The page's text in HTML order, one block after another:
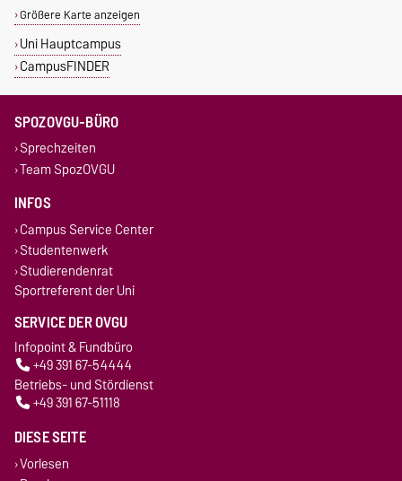
Größere Karte anzeigen
Uni Hauptcampus
CampusFINDER
SPOZOVGU-BÜRO
Sprechzeiten
Team SpozOVGU
INFOS
Campus Service Center
Studentenwerk
Studierendenrat
Sportreferent der Uni
SERVICE DER OVGU
Infopoint & Fundbüro
+49 391 67-54444
Betriebs- und Stördienst
+49 391 67-51118
DIESE SEITE
Vorlesen